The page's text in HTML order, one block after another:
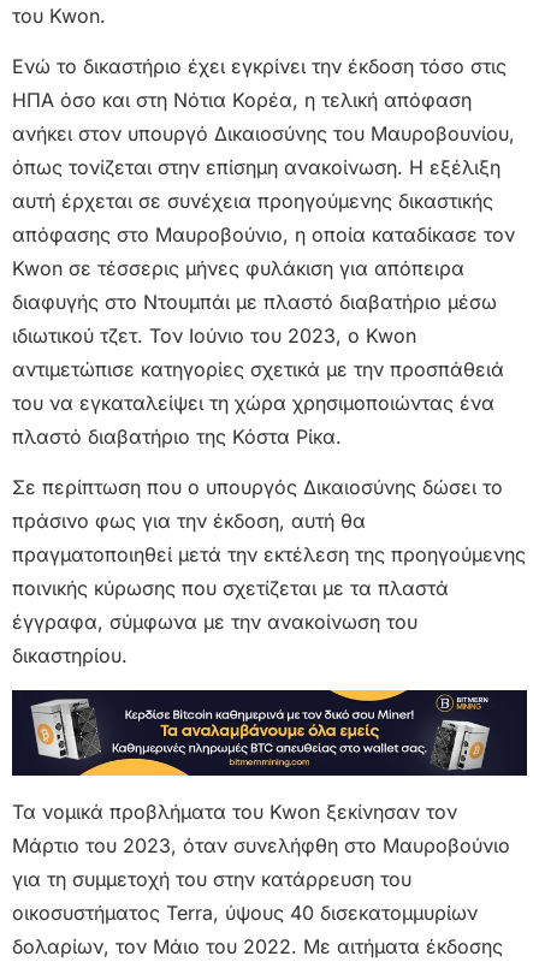
του Kwon.
Ενώ το δικαστήριο έχει εγκρίνει την έκδοση τόσο στις
ΗΠΑ όσο και στη Νότια Κορέα, η τελική απόφαση
ανήκει στον υπουργό Δικαιοσύνης του Μαυροβουνίου,
όπως τονίζεται στην επίσημη ανακοίνωση. Η εξέλιξη
αυτή έρχεται σε συνέχεια προηγούμενης δικαστικής
απόφασης στο Μαυροβούνιο, η οποία καταδίκασε τον
Kwon σε τέσσερις μήνες φυλάκιση για απόπειρα
διαφυγής στο Ντουμπάι με πλαστό διαβατήριο μέσω
ιδιωτικού τζετ. Τον Ιούνιο του 2023, ο Kwon
αντιμετώπισε κατηγορίες σχετικά με την προσπάθειά
του να εγκαταλείψει τη χώρα χρησιμοποιώντας ένα
πλαστό διαβατήριο της Κόστα Ρίκα.
Σε περίπτωση που ο υπουργός Δικαιοσύνης δώσει το
πράσινο φως για την έκδοση, αυτή θα
πραγματοποιηθεί μετά την εκτέλεση της προηγούμενης
ποινικής κύρωσης που σχετίζεται με τα πλαστά
έγγραφα, σύμφωνα με την ανακοίνωση του
δικαστηρίου.
Τα νομικά προβλήματα του Kwon ξεκίνησαν τον
Μάρτιο του 2023, όταν συνελήφθη στο Μαυροβούνιο
για τη συμμετοχή του στην κατάρρευση του
οικοσυστήματος Terra, ύψους 40 δισεκατομμυρίων
δολαρίων, τον Μάιο του 2022. Με αιτήματα έκδοσης